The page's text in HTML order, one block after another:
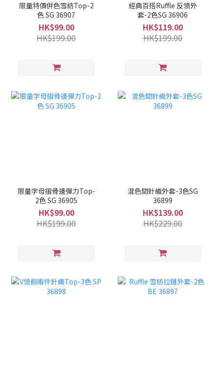
限量特價併色雪紡Top-2
色 SG 36907
HK$99.00
HK$199.00
經典百搭Ruffle 反領外
套-2色SG 36906
HK$119.00
HK$199.00
限量字母摺骨邊彈力Top-
2色 SG 36905
HK$99.00
HK$199.00
混色間針織外套-3色SG
36899
HK$139.00
HK$229.00